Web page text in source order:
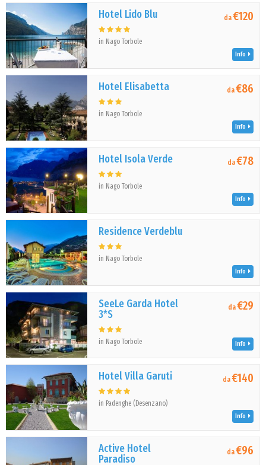
Hotel Lido Blu
in Nago Torbole
da€120
Info
Hotel Elisabetta
in Nago Torbole
da€86
Info
Hotel Isola Verde
in Nago Torbole
da€78
Info
Residence Verdeblu
in Nago Torbole
Info
SeeLe Garda Hotel
3*S
in Nago Torbole
da€29
Info
Hotel Villa Garuti
in Padenghe (Desenzano)
da€140
Info
Active Hotel
Paradiso
da€96